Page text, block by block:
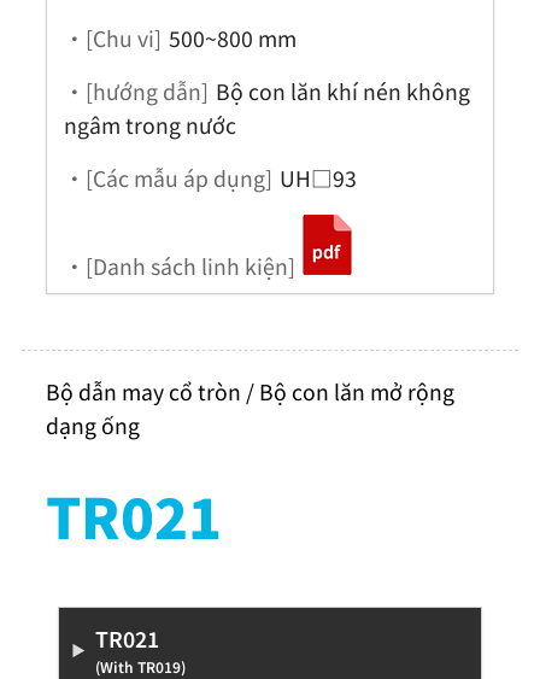
・[Chu vi] 500~800 mm
・[hướng dẫn] Bộ con lăn khí nén không
ngâm trong nước
・[Các mẫu áp dụng] UH□93
・[Danh sách linh kiện]
Bộ dẫn may cổ tròn / Bộ con lăn mở rộng
dạng ống
TR021
TR021
(With TR019)